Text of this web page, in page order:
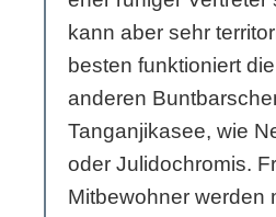
kann aber sehr
besten funktioniert
anderen
Tanganjikasee, wie
oder Julidochromis.
Mitbewohner werden